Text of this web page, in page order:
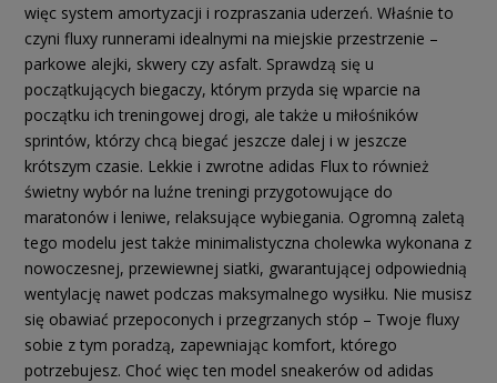
więc system amortyzacji i rozpraszania uderzeń. Właśnie to
czyni fluxy runnerami idealnymi na miejskie przestrzenie –
parkowe alejki, skwery czy asfalt. Sprawdzą się u
początkujących biegaczy, którym przyda się wparcie na
początku ich treningowej drogi, ale także u miłośników
sprintów, którzy chcą biegać jeszcze dalej i w jeszcze
krótszym czasie. Lekkie i zwrotne adidas Flux to również
świetny wybór na luźne treningi przygotowujące do
maratonów i leniwe, relaksujące wybiegania. Ogromną zaletą
tego modelu jest także minimalistyczna cholewka wykonana z
nowoczesnej, przewiewnej siatki, gwarantującej odpowiednią
wentylację nawet podczas maksymalnego wysiłku. Nie musisz
się obawiać przepoconych i przegrzanych stóp – Twoje fluxy
sobie z tym poradzą, zapewniając komfort, którego
potrzebujesz. Choć więc ten model sneakerów od adidas